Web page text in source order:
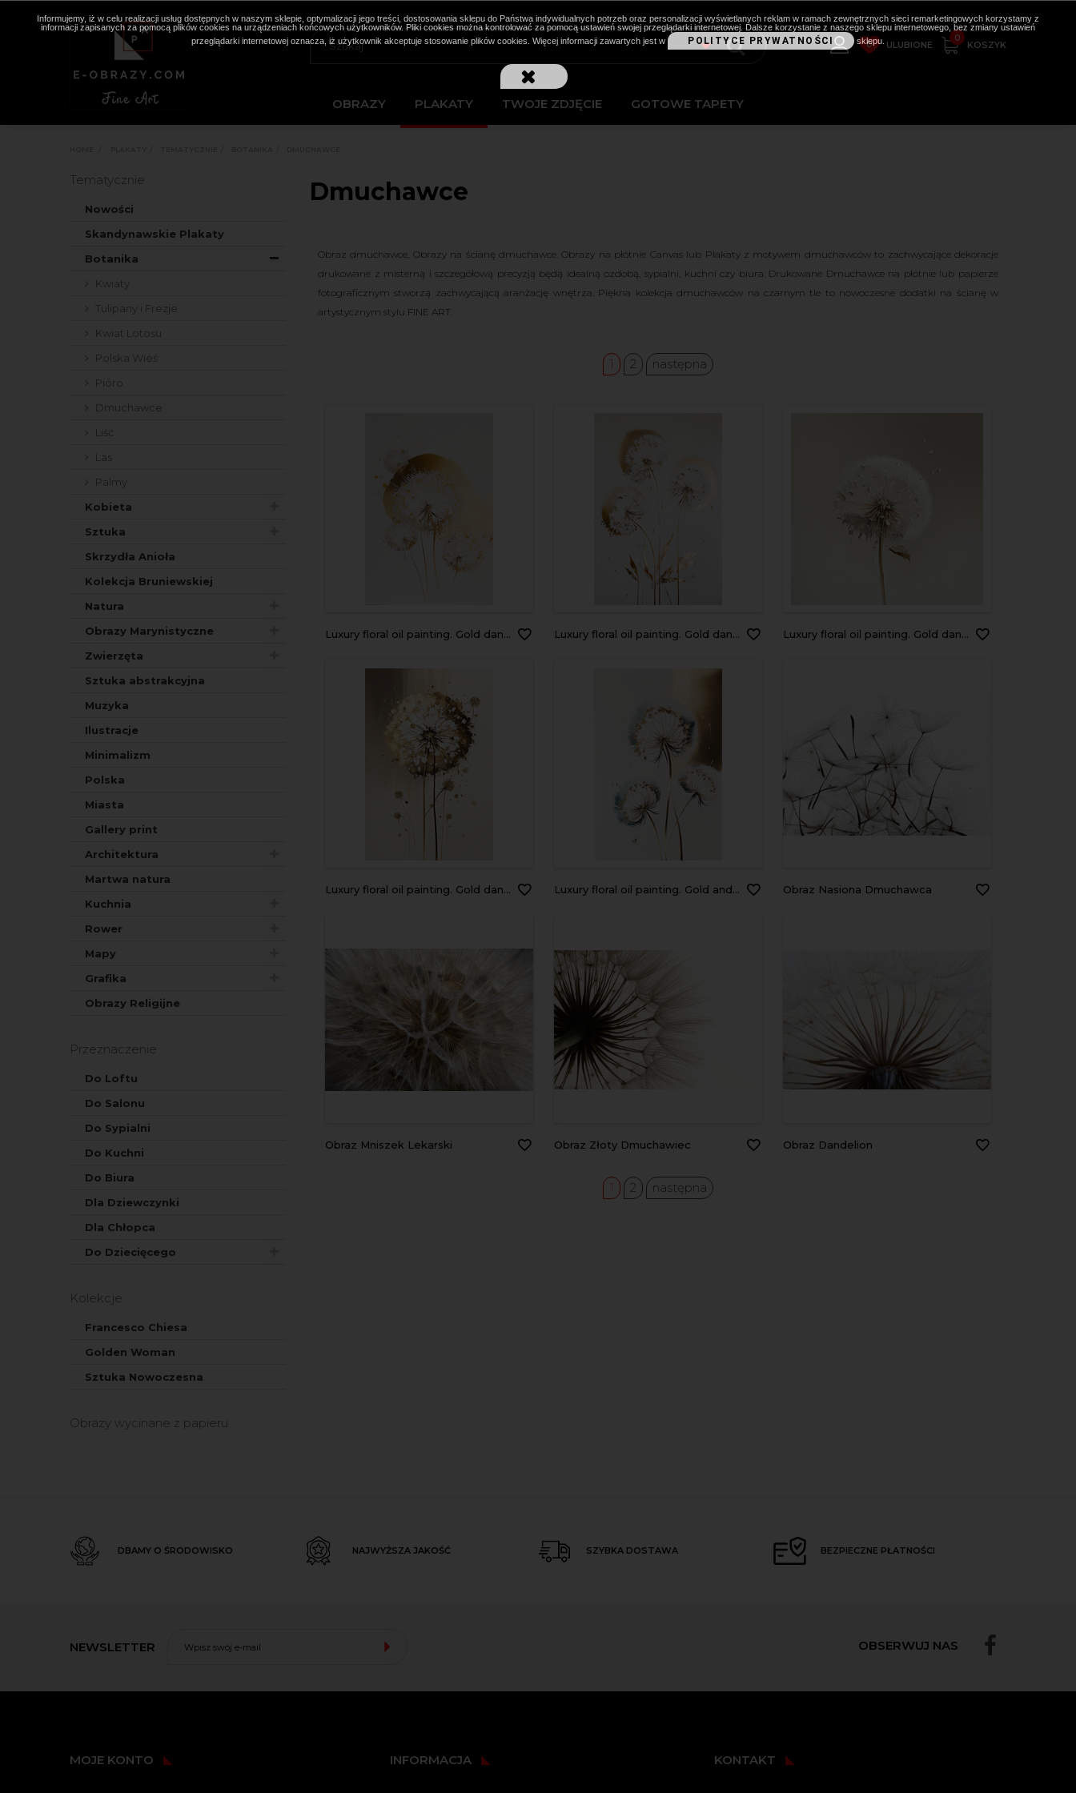
0 ULUBIONE
0
KOSZYK
OBRAZY PLAKATY TWOJE ZDJĘCIE GOTOWE TAPETY
Tematycznie
Nowości
Skandynawskie Plakaty
Botanika
Kwiaty
Tulipany i Frezje
Kwiat Lotosu
Polska Wieś
Pióro
Dmuchawce
Liść
Las
Palmy
Kobieta
Sztuka
Skrzydła Anioła
Kolekcja Bruniewskiej
Natura
Obrazy Marynistyczne
Zwierzęta
Sztuka abstrakcyjna
Muzyka
Ilustracje
Minimalizm
Polska
Miasta
Gallery print
Architektura
Martwa natura
Kuchnia
Rower
Mapy
Grafika
Obrazy Religijne
Przeznaczenie
Do Loftu
Do Salonu
Do Sypialni
Do Kuchni
Do Biura
Dla Dziewczynki
Dla Chłopca
Do Dziecięcego
Kolekcje
Francesco Chiesa
Golden Woman
Sztuka Nowoczesna
Obrazy wycinane z papieru
Dmuchawce
Obraz dmuchawce, Obrazy na ścianę dmuchawce. Obrazy na płótnie Canvas lub Plakaty z motywem dmuchawców to zachwycające dekoracje
drukowane z misterną i szczegółową precyzją będą idealną ozdobą, sypialni, kuchni czy biura. Drukowane Dmuchawce na płótnie lub papierze
fotograficznym stworzą zachwycającą aranżację wnętrza. Piękna kolekcja dmuchawców na czarnym tle to nowoczesne dodatki na ścianę w
artystycznym stylu FINE ART.
1 2 następna
Luxury floral oil painting. Gold dandelions on white background. Generative AI Luxury floral oil painting. Gold dandelions on white background. Generative AI Luxury floral oil painting. Gold dandelion on white background. Generative AI
Luxury floral oil painting. Gold dandelions on white background. Generative AI Luxury floral oil painting. Gold and blue dandelions on white background. Generative AI Obraz Nasiona Dmuchawca
Obraz Mniszek Lekarski Obraz Złoty Dmuchawiec Obraz Dandelion
1 2 następna
DBAMY O ŚRODOWISKO NAJWYŻSZA JAKOŚĆ SZYBKA DOSTAWA BEZPIECZNE PŁATNOŚCI
NEWSLETTER OBSERWUJ NAS
MOJE KONTO INFORMACJA KONTAKT
Informujemy, iż w celu realizacji usług dostępnych w naszym sklepie, optymalizacji jego treści, dostosowania sklepu do Państwa indywidualnych potrzeb oraz personalizacji wyświetlanych reklam w ramach zewnętrznych sieci remarketingowych korzystamy z
informacji zapisanych za pomocą plików cookies na urządzeniach końcowych użytkowników. Pliki cookies można kontrolować za pomocą ustawień swojej przeglądarki internetowej. Dalsze korzystanie z naszego sklepu internetowego, bez zmiany ustawień
przeglądarki internetowej oznacza, iż użytkownik akceptuje stosowanie plików cookies. Więcej informacji zawartych jest w
POLITYCE PRYWATNOŚCI sklepu.